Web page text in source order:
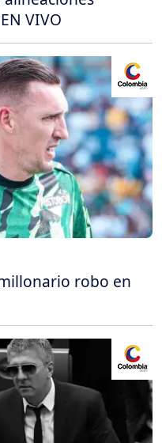
VIVO
robo en